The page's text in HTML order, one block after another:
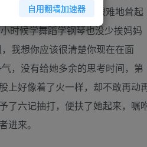
只能默默趴了上去，艰难地耸起
时候学舞蹈学钢琴也没少挨妈妈
我想你应该很清楚你现在在面
，没有给她多余的思考时间，第
上好像着了火一样，却不敢再动
了六记抽打，便扶了她起来，嘱
进来。
自用翻墙加速器